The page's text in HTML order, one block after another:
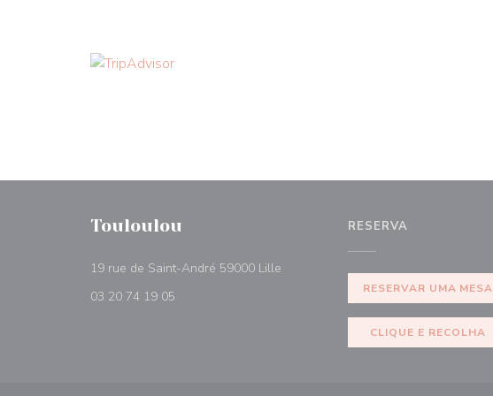
Touloulou
19 rue de Saint-André 59000 Lille
03 20 74 19 05
RESERVA
RESERVAR UMA MESA
CLIQUE E RECOLHA